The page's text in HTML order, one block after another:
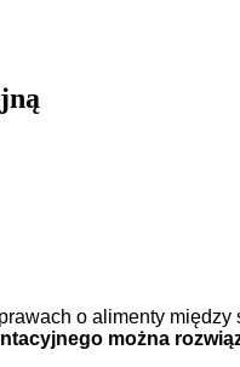
o alimenty między
można